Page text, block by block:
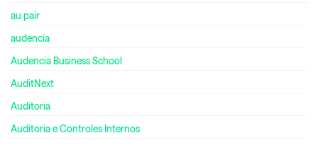
au pair
audencia
Audencia Business School
AuditNext
Auditoria
Auditoria e Controles Internos